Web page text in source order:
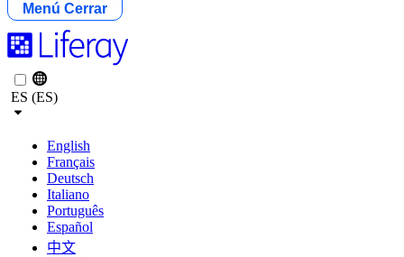
Menú Cerrar
ES (ES)
English
Français
Deutsch
Italiano
Português
Español
中文